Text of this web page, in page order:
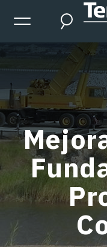
Skip to main content
Expanded Menu Toggle
Search